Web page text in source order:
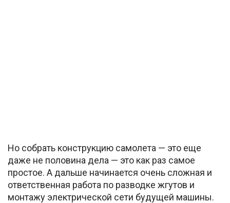
Но собрать конструкцию самолета — это еще
даже не половина дела — это как раз самое
простое. А дальше начинается очень сложная и
ответственная работа по разводке жгутов и
монтажу электрической сети будущей машины.